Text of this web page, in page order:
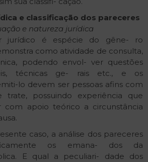
e classificação dos pareceres
e natureza jurídica
jurídico é espécie do gêne- ro
como atividade de consulta,
podendo envol- ver questões
técnicas ge- rais etc., e os
lo devem ser pessoas afins com
possuindo experiência que
com apoio teórico a circunstância
caso, a análise dos pareceres
os emana- dos da
E qual a peculiari- dade dos